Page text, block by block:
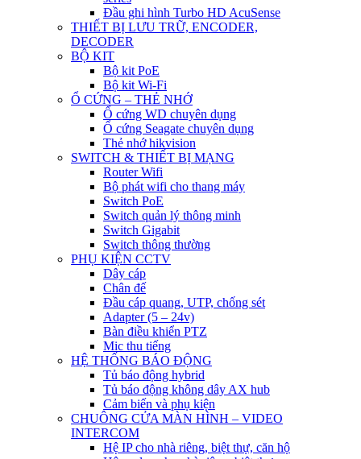
Đầu ghi hình Turbo HD AcuSense
THIẾT BỊ LƯU TRỮ, ENCODER,
DECODER
BỘ KIT
Bộ kit PoE
Bộ kit Wi-Fi
Ổ CỨNG – THẺ NHỚ
Ổ cứng WD chuyên dụng
Ổ cứng Seagate chuyên dụng
Thẻ nhớ hikvision
SWITCH & THIẾT BỊ MẠNG
Router Wifi
Bộ phát wifi cho thang máy
Switch PoE
Switch quản lý thông minh
Switch Gigabit
Switch thông thường
PHỤ KIỆN CCTV
Dây cáp
Chân đế
Đầu cáp quang, UTP, chống sét
Adapter (5 – 24v)
Bàn điều khiển PTZ
Mic thu tiếng
HỆ THỐNG BÁO ĐỘNG
Tủ báo động hybrid
Tủ báo động không dây AX hub
Cảm biến và phụ kiện
CHUÔNG CỬA MÀN HÌNH – VIDEO
INTERCOM
Hệ IP cho nhà riêng, biệt thự, căn hộ